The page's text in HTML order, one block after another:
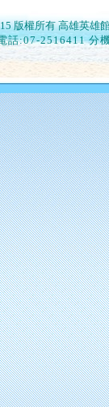
版權所有 高雄英雄
話:07-2516411 分